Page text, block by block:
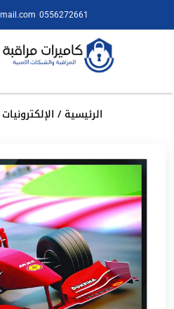
0556272661
الرئيسية/ الإلكترونيات